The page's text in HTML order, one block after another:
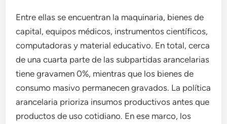
Entre ellas se encuentran la maquinaria, bienes de
capital, equipos médicos, instrumentos científicos,
computadoras y material educativo. En total, cerca
de una cuarta parte de las subpartidas arancelarias
tiene gravamen 0%, mientras que los bienes de
consumo masivo permanecen gravados. La política
arancelaria prioriza insumos productivos antes que
productos de uso cotidiano. En ese marco, los